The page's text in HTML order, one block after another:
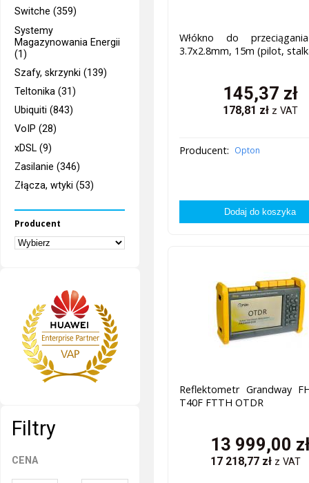
Switche (359)
Systemy
Magazynowania Energii
(1)
Szafy, skrzynki (139)
Teltonika (31)
Ubiquiti (843)
VoIP (28)
xDSL (9)
Zasilanie (346)
Złącza, wtyki (53)
Producent
Filtry
CENA
Włókno do
3.7x2.8mm, 15m (pilot,
145,37 zł
178,81 zł z VAT
Producent: Opton
Reflektometr Grandway
T40F FTTH OTDR
13 999,00
17 218,77zł z VAT